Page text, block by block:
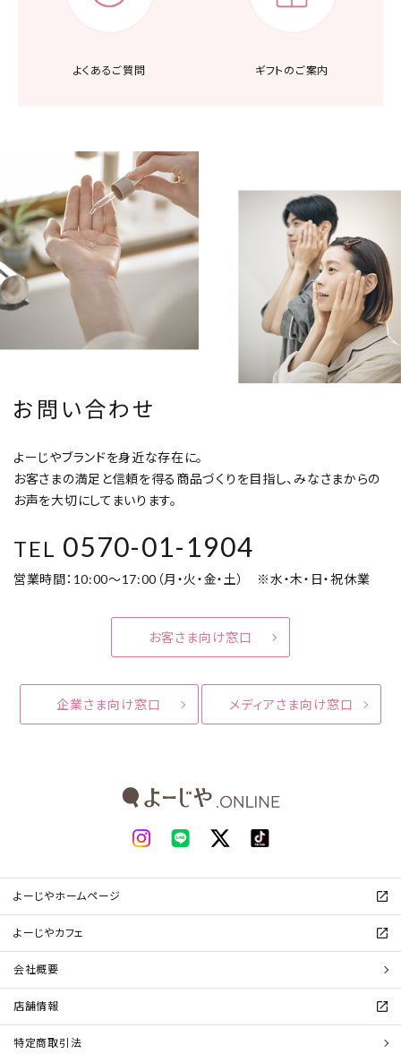
よくあるご質問 ギフトのご案内
お問い合わせ
よーじやブランドを身近な存在に。
お客さまの満足と信頼を得る商品づくりを目指し、みなさまからの
お声を大切にしてまいります。
TEL 0570-01-1904
営業時間：10:00～17:00（月・火・金・土） ※水・木・日・祝休業
お客さま向け窓口
企業さま向け窓口 メディアさま向け窓口
よーじやホームページ
よーじやカフェ
会社概要
店舗情報
特定商取引法